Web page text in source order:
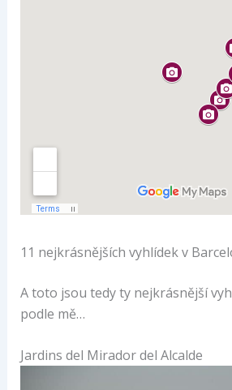
11 nejkrásnějších vyhlídek v
A toto jsou tedy ty nejkrásnější
podle mě…
Jardins del Mirador del Alcalde